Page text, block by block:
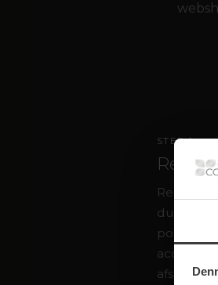
STEP 1
Registrer
du
afslutter